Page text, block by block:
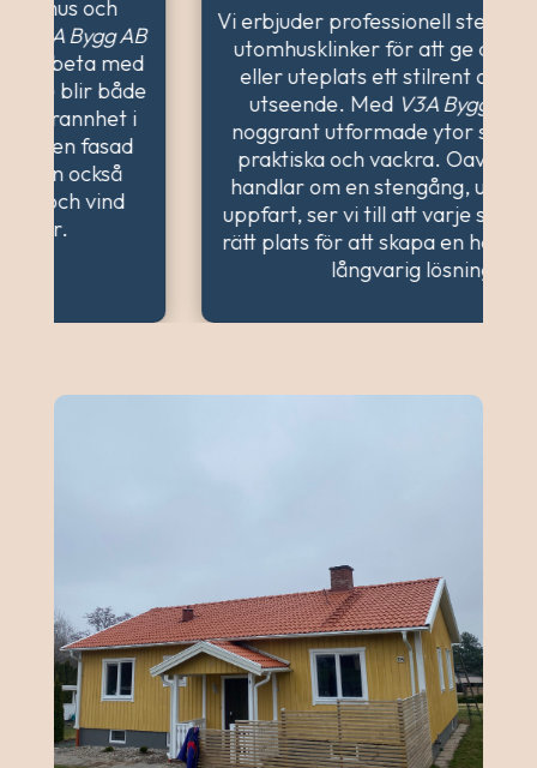
Vi erbjuder professionell stensättning och
utomhusklinker för att ge din trädgård
eller uteplats ett stilrent och hållbart
utseende. MedV3A Bygg ABfår du
noggrant utformade ytor som både är
praktiska och vackra. Oavsett om det
handlar om en stengång, uteplats eller
uppfart, ser vi till att varje sten ligger på
rätt plats för att skapa en harmonisk och
långvarig lösning.